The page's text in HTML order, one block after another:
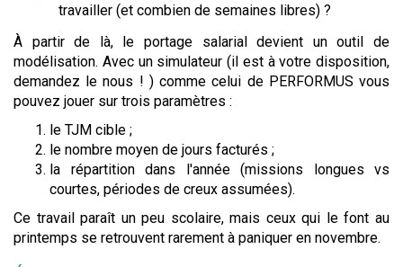
travailler (et combien de semaines libres) ?
À partir de là, le portage salarial devient un outil de
modélisation. Avec un simulateur (il est à votre disposition,
demandez le nous ! ) comme celui de PERFORMUS vous
pouvez jouer sur trois paramètres :
le TJM cible ;
le nombre moyen de jours facturés ;
la répartition dans l'année (missions longues vs
courtes, périodes de creux assumées).
Ce travail paraît un peu scolaire, mais ceux qui le font au
printemps se retrouvent rarement à paniquer en novembre.